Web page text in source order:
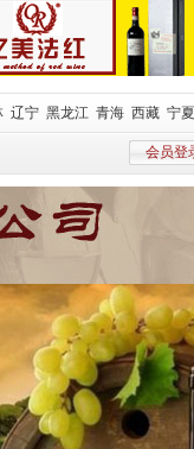
辽宁 黑龙江 青海 西藏 宁夏
会员登